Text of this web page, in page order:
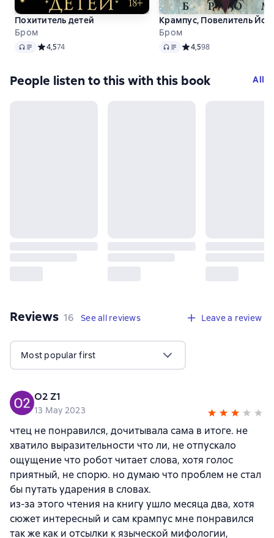
Похититель детей
Бром
Audio Средний рейтинг 4,5 на основе 74 оценок
4,574
Крампус, Повелитель
Бром
Audio Средний рейтинг 4,5 на
4,598
People listen to this with this book All
Reviews 16 reviews
16 See all reviews Leave a review
Most popular first
O2 Z1
13 May 2023
чтец не понравился, дочитывала сама в итоге. не
хватило выразительности что ли, не отпускало
ощущение что робот читает слова, хотя голос
приятный, не спорю. но думаю что проблем не стал
бы путать ударения в словах.
из-за этого чтения на книгу ушло месяца два, хотя
сюжет интересный и сам крампус мне понравился
так же как и отсылки к языческой мифологии,